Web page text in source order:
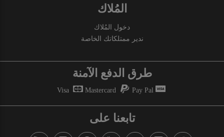
المُلاك
دخول المُلاك
ندير ممتلكاتك الخاصة
طرق الدفع الآمنة
Visa Mastercard Pay Pal
تابعنا على